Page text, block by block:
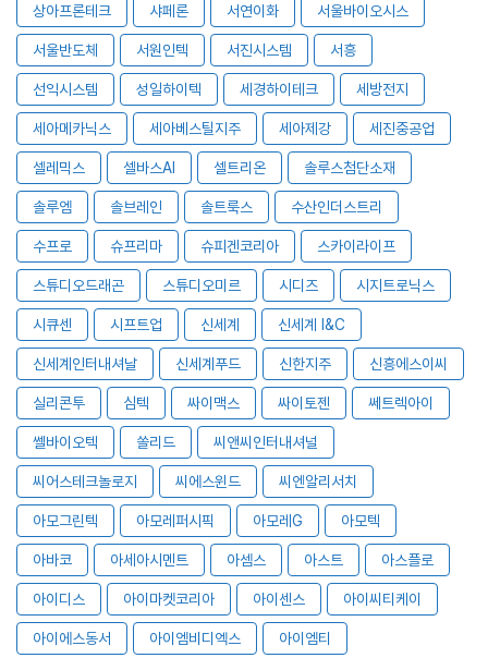
상아프론테크 샤페론 서연이화 서울바이오시스
서울반도체 서원인텍 서진시스템 서흥
선익시스템 성일하이텍 세경하이테크 세방전지
세아메카닉스 세아베스틸지주 세아제강 세진중공업
셀레믹스 셀바스AI 셀트리온 솔루스첨단소재
솔루엠 솔브레인 솔트룩스 수산인더스트리
수프로 슈프리마 슈피겐코리아 스카이라이프
스튜디오드래곤 스튜디오미르 시디즈 시지트로닉스
시큐센 시프트업 신세계 신세계 I&C
신세계인터내셔날 신세계푸드 신한지주 신흥에스이씨
실리콘투 심텍 싸이맥스 싸이토젠 쎄트렉아이
쎌바이오텍 쏠리드 씨앤씨인터내셔널
씨어스테크놀로지 씨에스윈드 씨엔알리서치
아모그린텍 아모레퍼시픽 아모레G 아모텍
아바코 아세아시멘트 아셈스 아스트 아스플로
아이디스 아이마켓코리아 아이센스 아이씨티케이
아이에스동서 아이엠비디엑스 아이엠티